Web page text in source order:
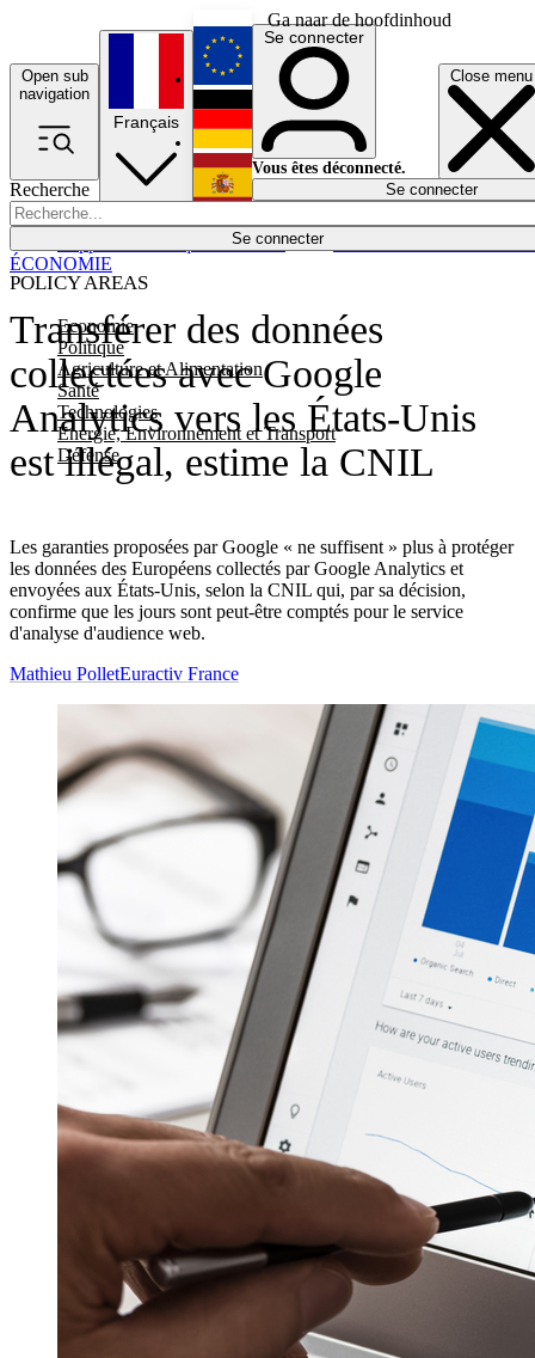
Ga naar de hoofdinhoud
Open sub
navigation
Close menu
Recherche
Se connecter
POLICY AREAS
Economie
Politique
Agriculture et Alimentation
Santé
Technologies
Energie, Environnement et Transport
Défense
Économie
Français
English
Deutsch
Español
Se connecter
Vous êtes déconnecté.
Se connecter
Transférer des données
collectées avec Google
Analytics vers les États-Unis
est illégal, estime la CNIL
Les garanties proposées par Google « ne suffisent » plus à protéger
les données des Européens collectés par Google Analytics et
envoyées aux États-Unis, selon la CNIL qui, par sa décision,
confirme que les jours sont peut-être comptés pour le service
d'analyse d'audience web.
ÉCONOMIE
Mathieu PolletEuractiv France